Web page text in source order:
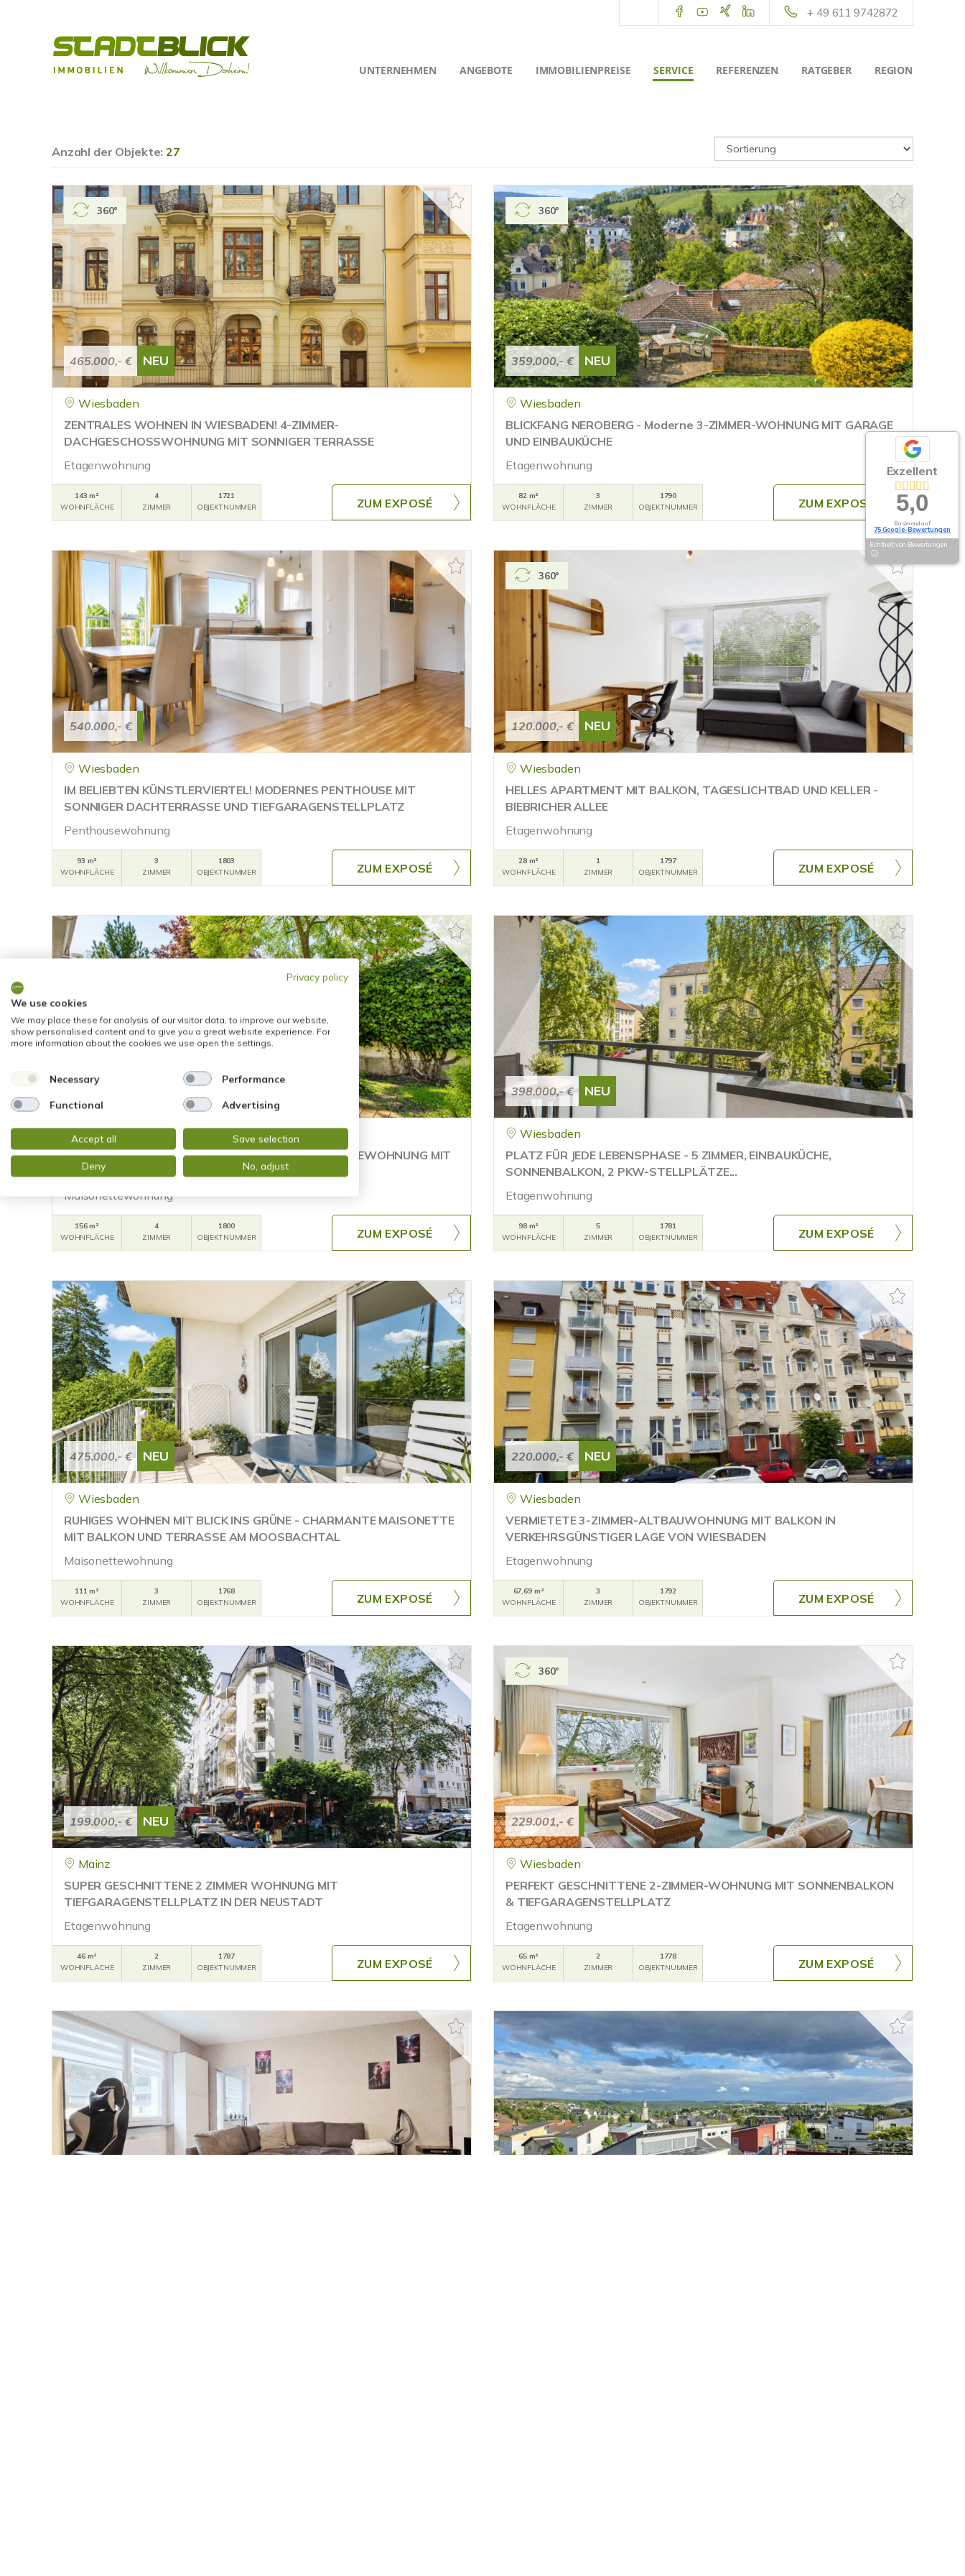
+ 49 611 9742872
UNTERNEHMEN ANGEBOTE IMMOBILIENPREISE SERVICE REFERENZEN RATGEBER REGION
Anzahl der Objekte:27
465.000,- € NEU
360°
Wiesbaden
ZENTRALES WOHNEN IN WIESBADEN! 4-ZIMMER-
DACHGESCHOSSWOHNUNG MIT SONNIGER TERRASSE
Etagenwohnung
143 m²
WOHNFLÄCHE
4
ZIMMER
1721
OBJEKTNUMMER
ZUM EXPOSÉ
359.000,- € NEU
360°
Wiesbaden
BLICKFANG NEROBERG - Moderne 3-ZIMMER-WOHNUNG MIT GARAGE
UND EINBAUKÜCHE
Etagenwohnung
82 m²
WOHNFLÄCHE
3
ZIMMER
1790
OBJEKTNUMMER
ZUM EXPOSÉ
540.000,- €
Wiesbaden
IM BELIEBTEN KÜNSTLERVIERTEL! MODERNES PENTHOUSE MIT
SONNIGER DACHTERRASSE UND TIEFGARAGENSTELLPLATZ
Penthousewohnung
93 m²
WOHNFLÄCHE
3
ZIMMER
1803
OBJEKTNUMMER
ZUM EXPOSÉ
120.000,- € NEU
360°
Wiesbaden
HELLES APARTMENT MIT BALKON, TAGESLICHTBAD UND KELLER -
BIEBRICHER ALLEE
Etagenwohnung
28 m²
WOHNFLÄCHE
1
ZIMMER
1797
OBJEKTNUMMER
ZUM EXPOSÉ
Wiesbaden
WOHNEN WIE IM HAUS - GROSSZÜGIGE MAISONETTEWOHNUNG MIT
TERRASSE UND GARTENANTEIL
Maisonettewohnung
156 m²
WOHNFLÄCHE
4
ZIMMER
1800
OBJEKTNUMMER
ZUM EXPOSÉ
398.000,- € NEU
Wiesbaden
PLATZ FÜR JEDE LEBENSPHASE - 5 ZIMMER, EINBAUKÜCHE,
SONNENBALKON, 2 PKW-STELLPLÄTZE...
Etagenwohnung
98 m²
WOHNFLÄCHE
5
ZIMMER
1781
OBJEKTNUMMER
ZUM EXPOSÉ
475.000,- € NEU
Wiesbaden
RUHIGES WOHNEN MIT BLICK INS GRÜNE - CHARMANTE MAISONETTE
MIT BALKON UND TERRASSE AM MOOSBACHTAL
Maisonettewohnung
111 m²
WOHNFLÄCHE
3
ZIMMER
1768
OBJEKTNUMMER
ZUM EXPOSÉ
220.000,- € NEU
Wiesbaden
VERMIETETE 3-ZIMMER-ALTBAUWOHNUNG MIT BALKON IN
VERKEHRSGÜNSTIGER LAGE VON WIESBADEN
Etagenwohnung
67,69 m²
WOHNFLÄCHE
3
ZIMMER
1792
OBJEKTNUMMER
ZUM EXPOSÉ
199.000,- € NEU
Mainz
SUPER GESCHNITTENE 2 ZIMMER WOHNUNG MIT
TIEFGARAGENSTELLPLATZ IN DER NEUSTADT
Etagenwohnung
46 m²
WOHNFLÄCHE
2
ZIMMER
1787
OBJEKTNUMMER
ZUM EXPOSÉ
229.001,- €
360°
Wiesbaden
PERFEKT GESCHNITTENE 2-ZIMMER-WOHNUNG MIT SONNENBALKON
& TIEFGARAGENSTELLPLATZ
Etagenwohnung
65 m²
WOHNFLÄCHE
2
ZIMMER
1778
OBJEKTNUMMER
ZUM EXPOSÉ
Exzellent
5,0
Basierend auf
75 Google-Bewertungen
Echtheit von Bewertungen
Privacy policy
We use cookies
We may place these for analysis of our visitor data, to improve our website,
show personalised content and to give you a great website experience. For
more information about the cookies we use open the settings.
Necessary Performance
Functional Advertising
Accept all Save selection
Deny No, adjust